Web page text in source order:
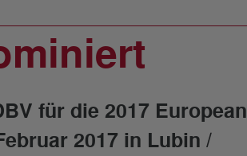
für die 2017 European
2017 in Lubin /